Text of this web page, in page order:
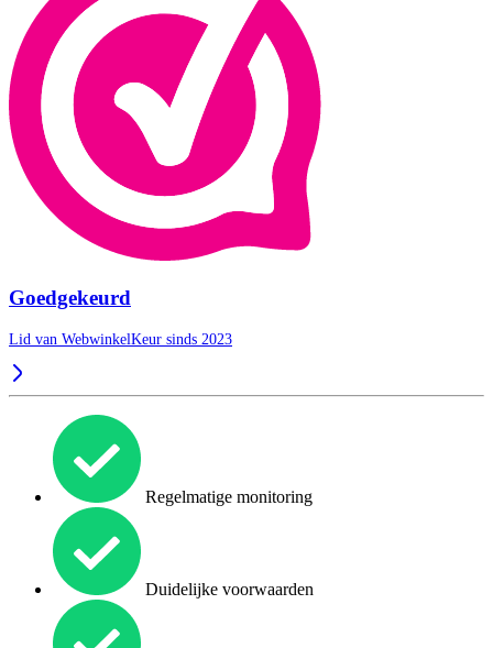
Goedgekeurd
Lid van WebwinkelKeur sinds 2023
Regelmatige monitoring
Duidelijke voorwaarden